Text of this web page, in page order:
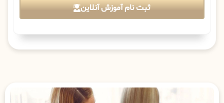
ثبت نام آموزش آنلاین